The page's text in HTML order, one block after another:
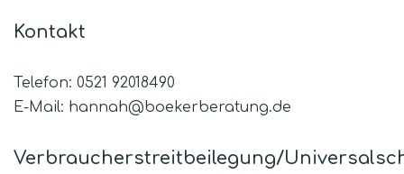
Kontakt
Telefon: 0521 92018490
E-Mail: hannah@boekerberatung.de
Verbraucherstreitbeilegung/